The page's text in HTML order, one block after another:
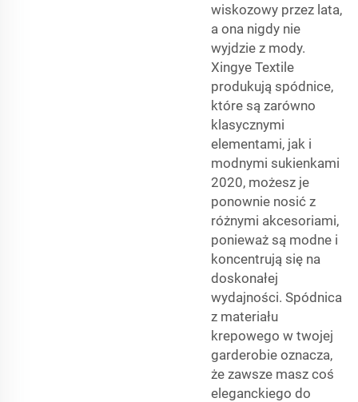
wiskozowy przez lata,
a ona nigdy nie
wyjdzie z mody.
Xingye Textile
produkują spódnice,
które są zarówno
klasycznymi
elementami, jak i
modnymi sukienkami
2020, możesz je
ponownie nosić z
różnymi akcesoriami,
ponieważ są modne i
koncentrują się na
doskonałej
wydajności. Spódnica
z materiału
krepowego w twojej
garderobie oznacza,
że zawsze masz coś
eleganckiego do